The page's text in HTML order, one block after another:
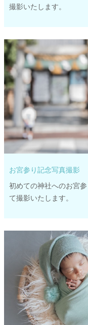
撮影いたします。
お宮参り記念写真撮影
初めての神社へのお宮
て撮影いたします。